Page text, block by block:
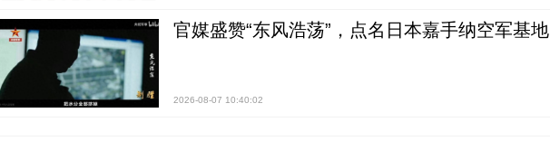
官媒盛赞“东风浩荡”，点名日本嘉手纳空军基地
2026-08-07 10:40:02